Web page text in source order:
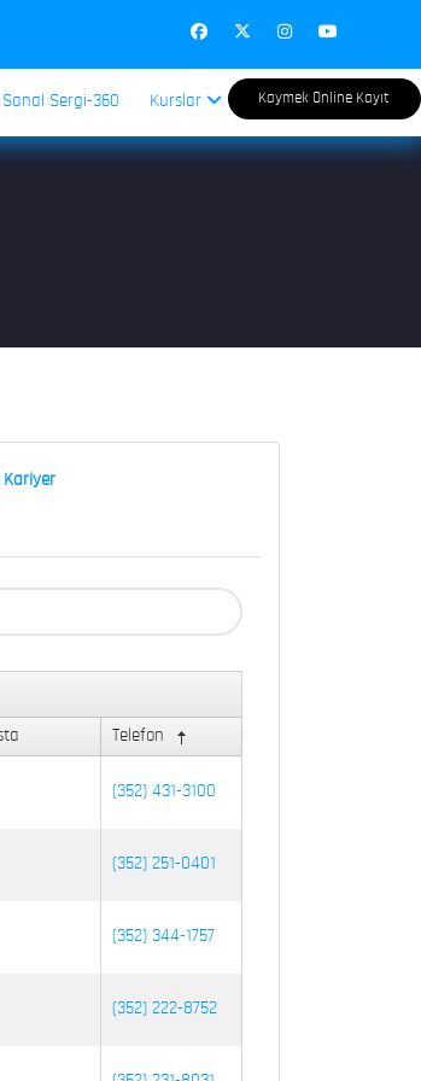
Sanal Sergi-360 Kurslar Kaymek Online Kayıt
Kariyer
Telefon
(352) 431-3100
(352) 251-0401
(352) 344-1757
(352) 222-8752